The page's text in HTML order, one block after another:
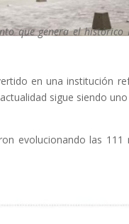
que genera el histórico
en una institución
sigue siendo
evolucionando las 111